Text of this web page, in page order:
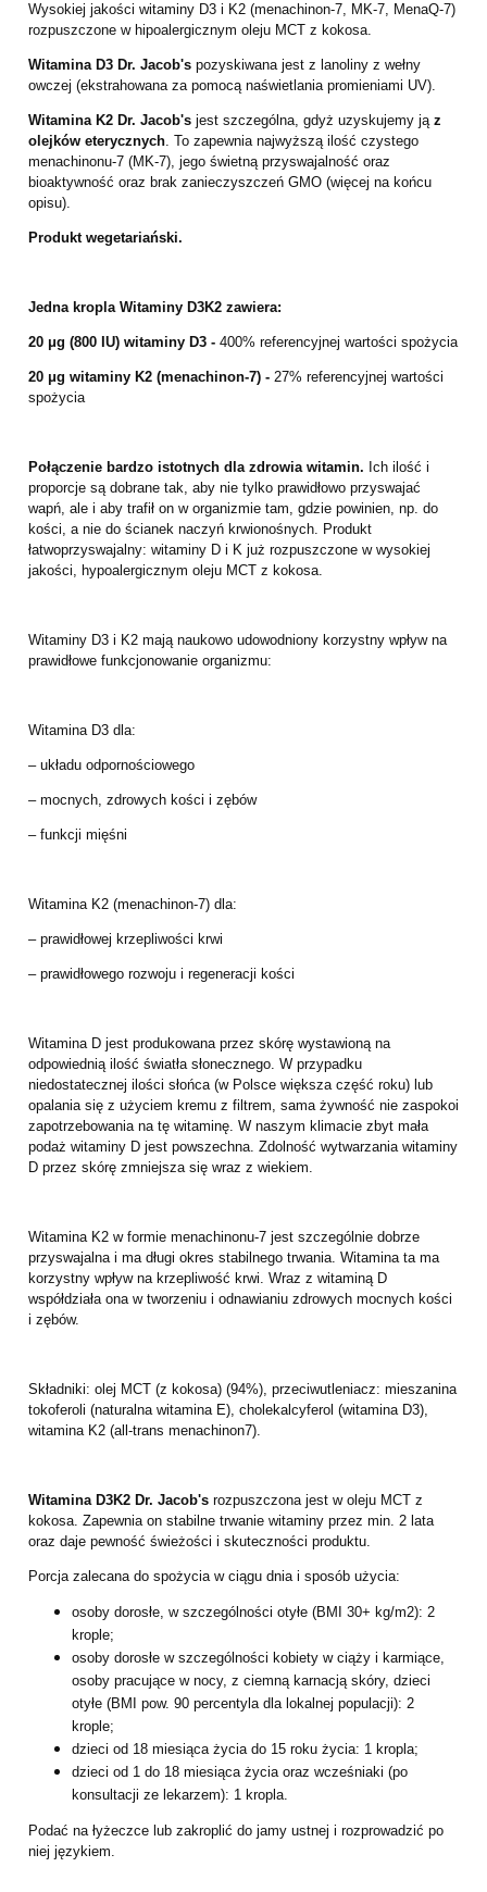
Wysokiej jakości witaminy D3 i K2 (menachinon-7, MK-7, MenaQ-7)
rozpuszczone w hipoalergicznym oleju MCT z kokosa.
Witamina D3 Dr. Jacob's pozyskiwana jest z lanoliny z wełny
owczej (ekstrahowana za pomocą naświetlania promieniami UV).
Witamina K2 Dr. Jacob's jest szczególna, gdyż uzyskujemy ją z
olejków eterycznych. To zapewnia najwyższą ilość czystego
menachinonu-7 (MK-7), jego świetną przyswajalność oraz
bioaktywność oraz brak zanieczyszczeń GMO (więcej na końcu
opisu).
Produkt wegetariański.
Jedna kropla Witaminy D3K2 zawiera:
20 μg (800 IU) witaminy D3 - 400% referencyjnej wartości spożycia
20 μg witaminy K2 (menachinon-7) - 27% referencyjnej wartości
spożycia
Połączenie bardzo istotnych dla zdrowia witamin. Ich ilość i
proporcje są dobrane tak, aby nie tylko prawidłowo przyswajać
wapń, ale i aby trafił on w organizmie tam, gdzie powinien, np. do
kości, a nie do ścianek naczyń krwionośnych. Produkt
łatwoprzyswajalny: witaminy D i K już rozpuszczone w wysokiej
jakości, hypoalergicznym oleju MCT z kokosa.
Witaminy D3 i K2 mają naukowo udowodniony korzystny wpływ na
prawidłowe funkcjonowanie organizmu:
Witamina D3 dla:
– układu odpornościowego
– mocnych, zdrowych kości i zębów
– funkcji mięśni
Witamina K2 (menachinon-7) dla:
– prawidłowej krzepliwości krwi
– prawidłowego rozwoju i regeneracji kości
Witamina D jest produkowana przez skórę wystawioną na
odpowiednią ilość światła słonecznego. W przypadku
niedostatecznej ilości słońca (w Polsce większa część roku) lub
opalania się z użyciem kremu z filtrem, sama żywność nie zaspokoi
zapotrzebowania na tę witaminę. W naszym klimacie zbyt mała
podaż witaminy D jest powszechna. Zdolność wytwarzania witaminy
D przez skórę zmniejsza się wraz z wiekiem.
Witamina K2 w formie menachinonu-7 jest szczególnie dobrze
przyswajalna i ma długi okres stabilnego trwania. Witamina ta ma
korzystny wpływ na krzepliwość krwi. Wraz z witaminą D
współdziała ona w tworzeniu i odnawianiu zdrowych mocnych kości
i zębów.
Składniki: olej MCT (z kokosa) (94%), przeciwutleniacz: mieszanina
tokoferoli (naturalna witamina E), cholekalcyferol (witamina D3),
witamina K2 (all-trans menachinon7).
Witamina D3K2 Dr. Jacob's rozpuszczona jest w oleju MCT z
kokosa. Zapewnia on stabilne trwanie witaminy przez min. 2 lata
oraz daje pewność świeżości i skuteczności produktu.
Porcja zalecana do spożycia w ciągu dnia i sposób użycia:
osoby dorosłe, w szczególności otyłe (BMI 30+ kg/m2): 2
krople;
osoby dorosłe w szczególności kobiety w ciąży i karmiące,
osoby pracujące w nocy, z ciemną karnacją skóry, dzieci
otyłe (BMI pow. 90 percentyla dla lokalnej populacji): 2
krople;
dzieci od 18 miesiąca życia do 15 roku życia: 1 kropla;
dzieci od 1 do 18 miesiąca życia oraz wcześniaki (po
konsultacji ze lekarzem): 1 kropla.
Podać na łyżeczce lub zakroplić do jamy ustnej i rozprowadzić po
niej językiem.